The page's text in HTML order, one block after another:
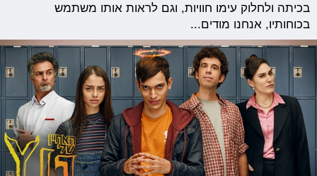
בכיתה ולחלוק עימו חוויות, וגם לראות אותו משתמש
בכוחותיו, אנחנו מודים...